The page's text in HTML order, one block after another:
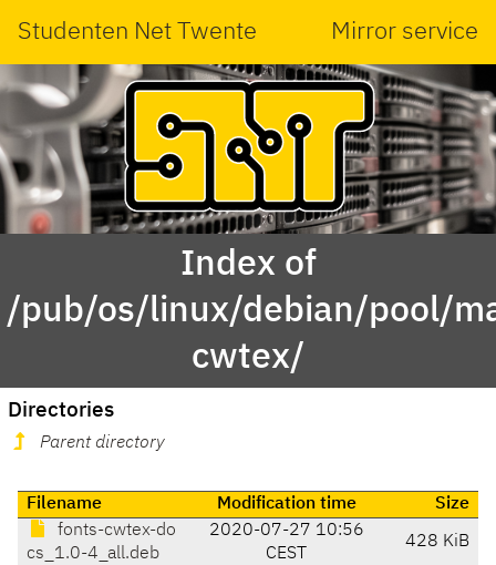
Studenten Net Twente Mirror service
Index of
/pub/os/linux/debian/pool/
cwtex/
Directories
Parent directory
Filename Modification time
Size
fonts-cwtex-do
cs_1.0-4_all.deb
2020-07-27 10:56
CEST
428 KiB